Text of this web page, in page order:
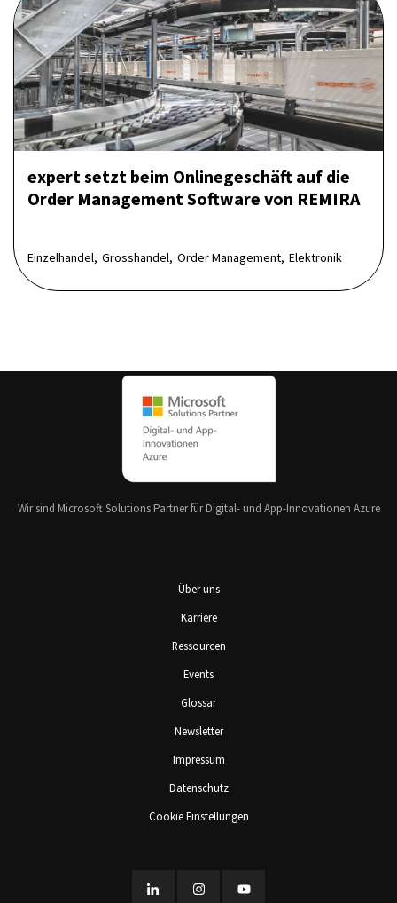
expert setzt beim Onlinegeschäft auf die
Order Management Software von REMIRA
Einzelhandel, Grosshandel, Order Management, Elektronik
Wir sind Microsoft Solutions Partner für Digital- und App-Innovationen Azure
Über uns
Karriere
Ressourcen
Events
Glossar
Newsletter
Impressum
Datenschutz
Cookie Einstellungen